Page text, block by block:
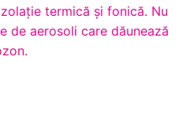
termică şi fonică. Nu
de aerosoli care dăunează